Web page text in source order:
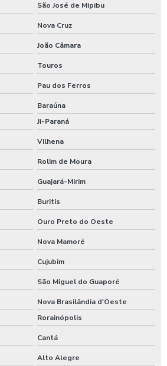
São José de Mipibu
Nova Cruz
João Câmara
Touros
Pau dos Ferros
Baraúna
Ji-Paraná
Vilhena
Rolim de Moura
Guajará-Mirim
Buritis
Ouro Preto do Oeste
Nova Mamoré
Cujubim
São Miguel do Guaporé
Nova Brasilândia d'Oeste
Rorainópolis
Cantá
Alto Alegre